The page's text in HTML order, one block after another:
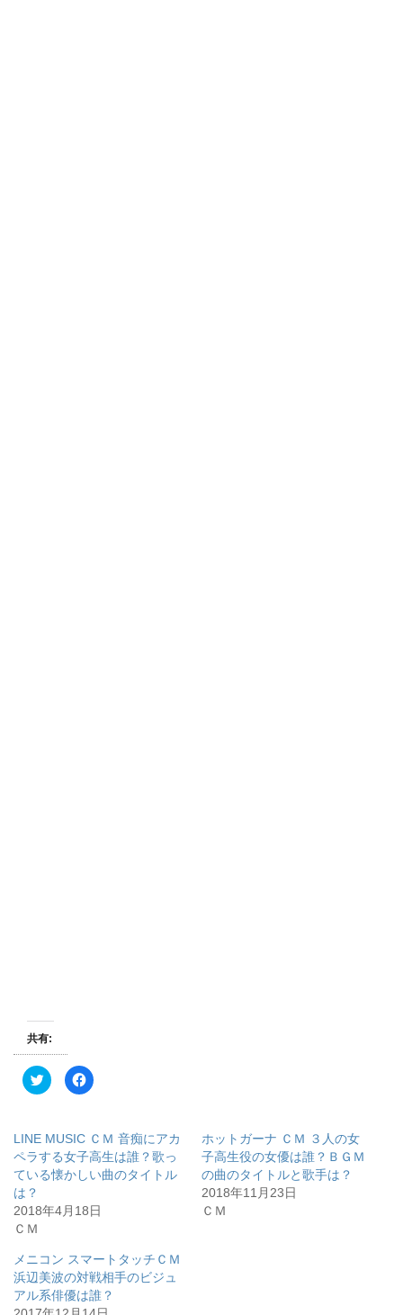
共有:
ク
リ
て
T
w
i
t
r
で
新
し
い
ウ
ィ
F
a
o
k
で
共
る
に
ッ
ク
し
て
く
LINE MUSIC ＣＭ 音痴にアカ
ペラする女子高生は誰？歌っ
ている懐かしい曲のタイトル
は？
2018年4月18日
ＣＭ
ホットガーナ ＣＭ ３人の女
子高生役の女優は誰？ＢＧＭ
の曲のタイトルと歌手は？
2018年11月23日
ＣＭ
メニコン スマートタッチＣＭ
浜辺美波の対戦相手のビジュ
アル系俳優は誰？